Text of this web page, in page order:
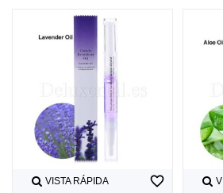
VISTA RÁPIDA favorite_border